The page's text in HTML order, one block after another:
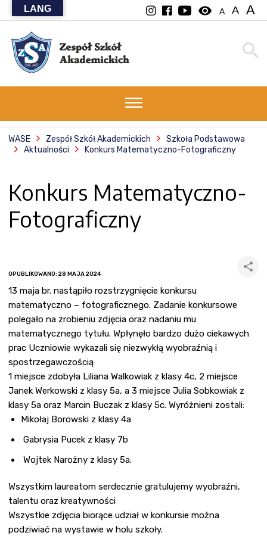
visibility A A A
WASE Zespół Szkół Akademickich
Szkoła Podstawowa
Aktualności
Konkurs Matematyczno-Fotograficzny
Konkurs Matematyczno-
Fotograficzny
OPUBLIKOWANO: 28 MAJA 2024
13 maja br. nastąpiło rozstrzygnięcie konkursu
matematyczno – fotograficznego. Zadanie konkursowe
polegało na zrobieniu zdjęcia oraz nadaniu mu
matematycznego tytułu. Wpłynęło bardzo dużo ciekawych
prac Uczniowie wykazali się niezwykłą wyobraźnią i
spostrzegawczością
1 miejsce zdobyła Liliana Walkowiak z klasy 4c, 2 miejsce
Janek Werkowski z klasy 5a, a 3 miejsce Julia Sobkowiak z
klasy 5a oraz Marcin Buczak z klasy 5c. Wyróżnieni zostali:
Mikołaj Borowski z klasy 4a
Gabrysia Pucek z klasy 7b
Wojtek Narożny z klasy 5a.
Wszystkim laureatom serdecznie gratulujemy wyobraźni,
talentu oraz kreatywności
Wszystkie zdjęcia biorące udział w konkursie można
podziwiać na wystawie w holu szkoły.
LANG